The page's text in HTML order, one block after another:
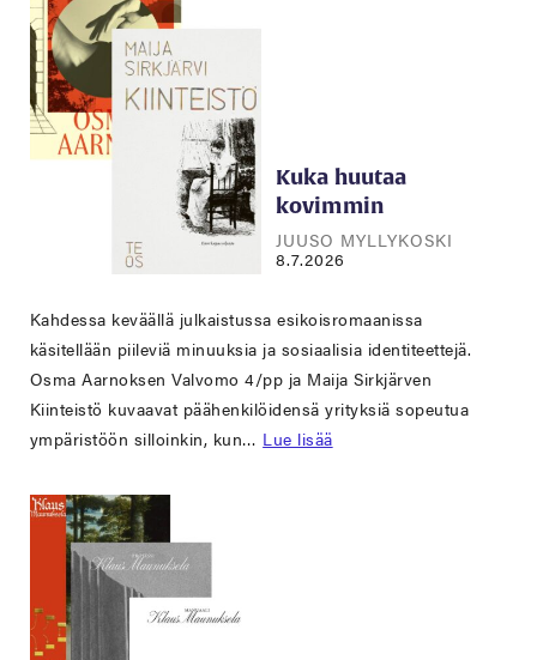
Kuka huutaa
kovimmin
JUUSO MYLLYKOSKI
8.7.2026
Kahdessa keväällä julkaistussa esikoisromaanissa
käsitellään piileviä minuuksia ja sosiaalisia identiteettejä.
Osma Aarnoksen Valvomo 4/pp ja Maija Sirkjärven
Kiinteistö kuvaavat päähenkilöidensä yrityksiä sopeutua
ympäristöön silloinkin, kun… Lue lisää